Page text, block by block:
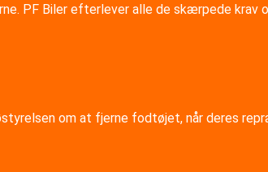
PF Biler efterlever alle de skærpede krav
om at fjerne fodtøjet, når deres